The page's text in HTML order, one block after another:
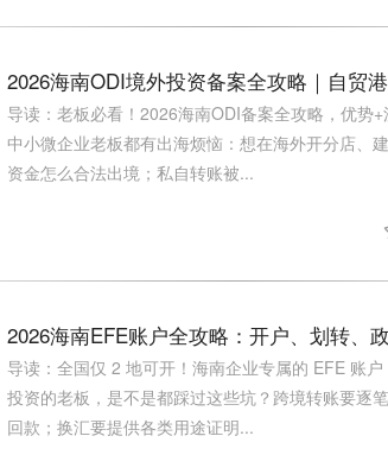
2026海南ODI境外投资备案全攻略｜自贸
导读：老板必看！2026海南ODI备案全攻略，优势
中小微企业老板都有出海烦恼：想在海外开分店、
资金怎么合法出境；私自转账被...
2026海南EFE账户全攻略：开户、划转、
导读：全国仅 2 地可开！海南企业专属的 EFE 账
投资的老板，是不是都踩过这些坑？跨境转账要逐
回款；换汇要提供各类用途证明...